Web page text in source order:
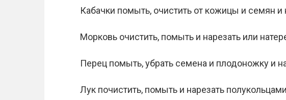
Кабачки помыть, очистить от кожицы и семян и
Морковь очистить, помыть и нарезать или
Перец помыть, убрать семена и плодоножку и
Лук почистить, помыть и нарезать